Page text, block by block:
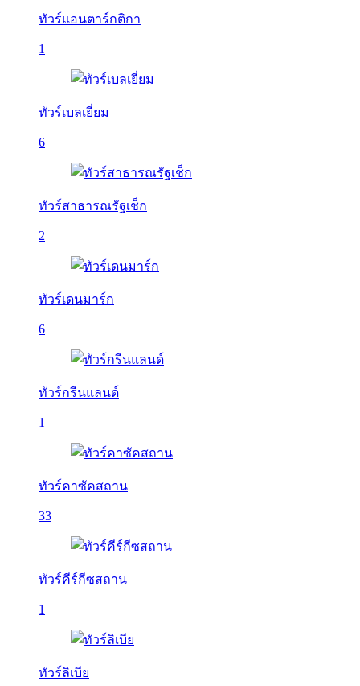
ทัวร์แอนตาร์กติกา
1
ทัวร์เบลเยี่ยม
6
ทัวร์สาธารณรัฐเช็ก
2
ทัวร์เดนมาร์ก
6
ทัวร์กรีนแลนด์
1
ทัวร์คาซัคสถาน
33
ทัวร์คีร์กีซสถาน
1
ทัวร์ลิเบีย